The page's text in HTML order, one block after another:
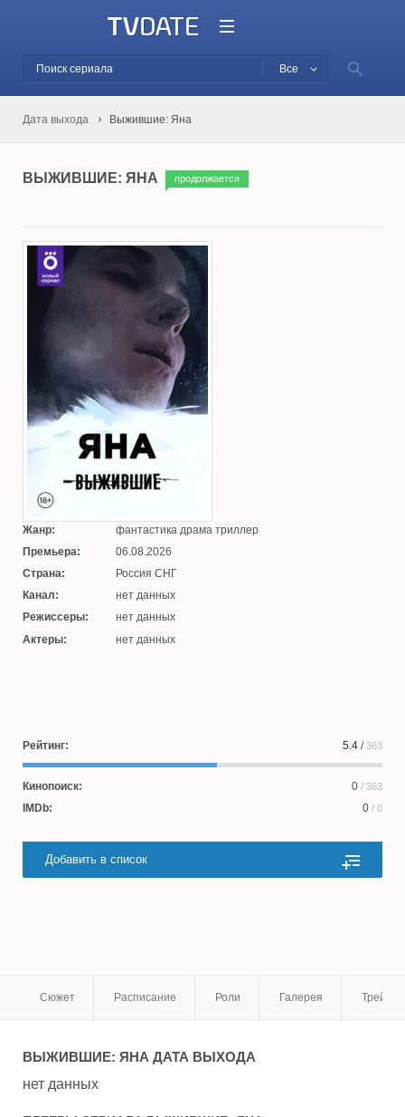
Все
Дата выхода Выжившие: Яна
ВЫЖИВШИЕ: ЯНА продолжается
Жанр:
фантастика драма триллер
Премьера:
06.08.2026
Страна:
Россия СНГ
Канал:
нет данных
Режиссеры:
нет данных
Актеры:
нет данных
Рейтинг: 5.4 /363
Кинопоиск: 0 / 363
IMDb: 0 / 0
Добавить в список
Сюжет Расписание Роли Галерея
ВЫЖИВШИЕ: ЯНА ДАТА ВЫХОДА
нет данных